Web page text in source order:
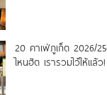
20 คาเฟ่ภูเก็ต 2026/
ไหนฮิต เรารวมไว้ให้แล้ว!